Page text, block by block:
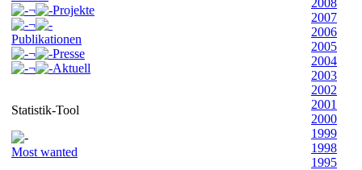
¬
Projekte
¬
Publikationen
¬
Presse
¬
Aktuell
Statistik-Tool
Most wanted
2008
2007
2006
2005
2004
2003
2002
2001
2000
1999
1998
1995